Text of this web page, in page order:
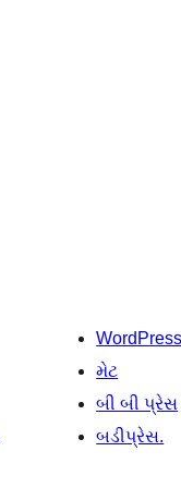
મેટ
બી બી પ્રેસ
બડીપ્રેસ.